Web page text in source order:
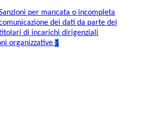
per mancata o incompleta
dei dati da parte dei
di incarichi dirigenziali
organizzative 1